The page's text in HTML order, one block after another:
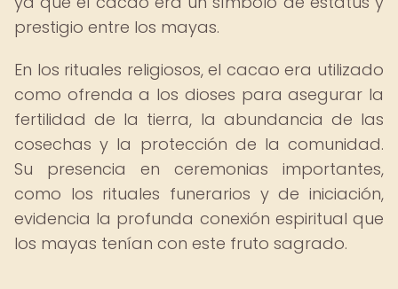
prestigio entre los mayas.
En los rituales religiosos, el cacao era utilizado
como ofrenda a los dioses para asegurar la
fertilidad de la tierra, la abundancia de las
cosechas y la protección de la comunidad.
Su presencia en ceremonias importantes,
como los rituales funerarios y de iniciación,
evidencia la profunda conexión espiritual que
los mayas tenían con este fruto sagrado.